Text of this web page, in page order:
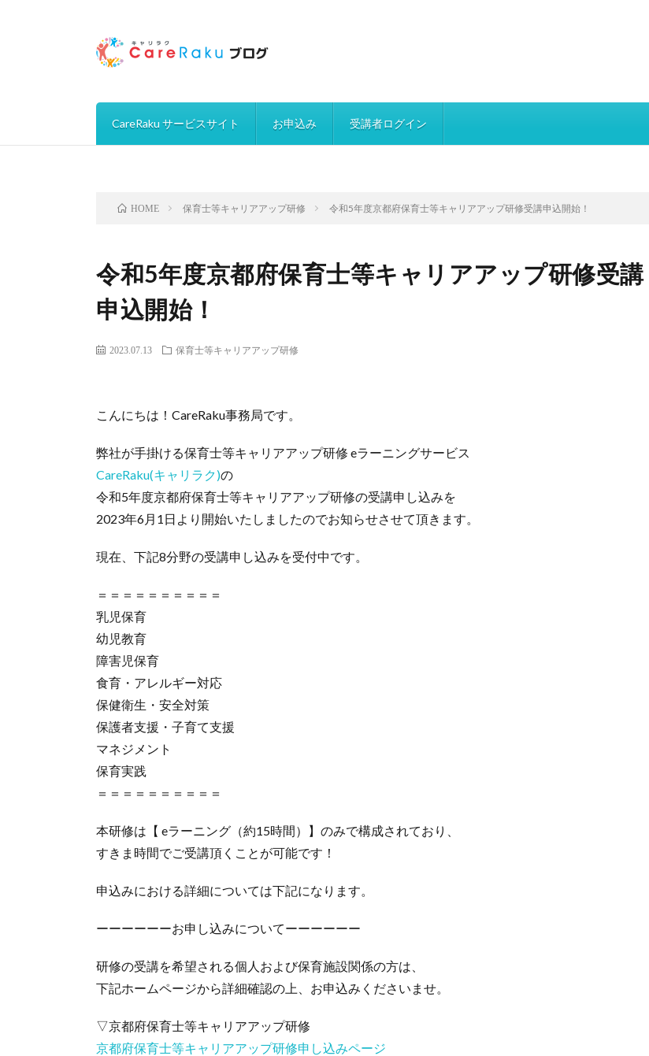
CareRaku サービスサイト お申込み 受講者ログイン
HOME 保育士等キャリアアップ研修 令和5年度京都府保育士等キャリアアップ研修受講申込開始！
令和5年度京都府保育士等キャリアアップ研修受講
申込開始！
2023.07.13 保育士等キャリアアップ研修
こんにちは！CareRaku事務局です。
弊社が手掛ける保育士等キャリアアップ研修 eラーニングサービス
CareRaku(キャリラク)の
令和5年度京都府保育士等キャリアアップ研修の受講申し込みを
2023年6月1日より開始いたしましたのでお知らせさせて頂きます。
現在、下記8分野の受講申し込みを受付中です。
＝＝＝＝＝＝＝＝＝＝
乳児保育
幼児教育
障害児保育
食育・アレルギー対応
保健衛生・安全対策
保護者支援・子育て支援
マネジメント
保育実践
＝＝＝＝＝＝＝＝＝＝
本研修は【 eラーニング（約15時間）】のみで構成されており、
すきま時間でご受講頂くことが可能です！
申込みにおける詳細については下記になります。
ーーーーーーお申し込みについてーーーーーー
研修の受講を希望される個人および保育施設関係の方は、
下記ホームページから詳細確認の上、お申込みくださいませ。
▽京都府保育士等キャリアアップ研修
京都府保育士等キャリアアップ研修申し込みページ